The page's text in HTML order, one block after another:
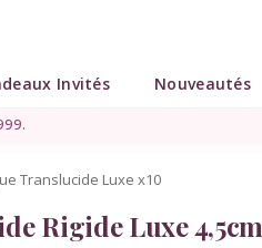
Invités Nouveautés
Translucide Luxe x10
Rigide Luxe 4,5cm